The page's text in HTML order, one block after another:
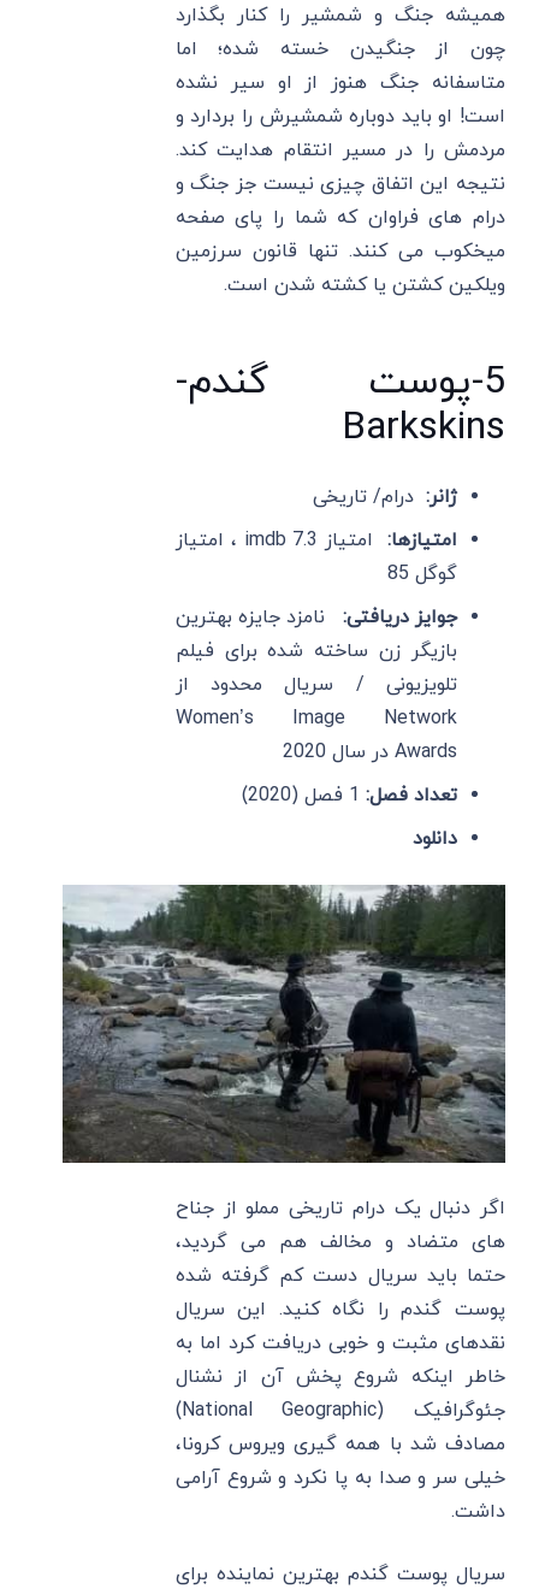
همیشه جنگ و شمشیر را کنار بگذارد
چون از جنگیدن خسته شده؛ اما
متاسفانه جنگ هنوز از او سیر نشده
است! او باید دوباره شمشیرش را بردارد و
مردمش را در مسیر انتقام هدایت کند.
نتیجه این اتفاق چیزی نیست جز جنگ و
درام های فراوان که شما را پای صفحه
میخکوب می کنند. تنها قانون سرزمین
ویلکین کشتن یا کشته شدن است.
5-پوست گندم-
Barkskins
ژانر: درام/ تاریخی
امتیازها:
امتیاز imdb 7.3 ، امتیاز
گوگل 85
جوایز دریافتی:
نامزد جایزه بهترین
بازیگر زن ساخته شده برای فیلم
تلویزیونی / سریال محدود از
Women’s Image Network
Awards در سال 2020
تعداد فصل: 1 فصل (2020)
دانلود
اگر دنبال یک درام تاریخی مملو از جناح
های متضاد و مخالف هم می گردید،
حتما باید سریال دست کم گرفته شده
پوست گندم را نگاه کنید. این سریال
نقدهای مثبت و خوبی دریافت کرد اما به
خاطر اینکه شروع پخش آن از نشنال
جئوگرافیک (National Geographic)
مصادف شد با همه گیری ویروس کرونا،
خیلی سر و صدا به پا نکرد و شروع آرامی
داشت.
سریال پوست گندم بهترین نماینده برای